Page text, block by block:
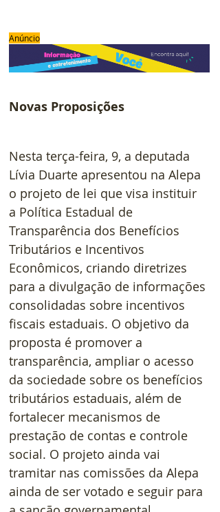
Anúncio
Novas Proposições
Nesta terça-feira, 9, a deputada
Lívia Duarte apresentou na Alepa
o projeto de lei que visa instituir
a Política Estadual de
Transparência dos Benefícios
Tributários e Incentivos
Econômicos, criando diretrizes
para a divulgação de informações
consolidadas sobre incentivos
fiscais estaduais. O objetivo da
proposta é promover a
transparência, ampliar o acesso
da sociedade sobre os benefícios
tributários estaduais, além de
fortalecer mecanismos de
prestação de contas e controle
social. O projeto ainda vai
tramitar nas comissões da Alepa
ainda de ser votado e seguir para